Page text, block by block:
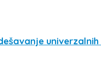
univerzalnih